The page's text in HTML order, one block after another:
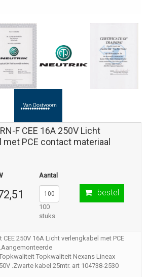
F CEE 16A 250V Licht
met PCE contact materiaal
Aantal
100
stuks
bestel
250V 16A Licht verlengkabel met PCE
Topkwaliteit Nexans Lineax
.Zwarte kabel 25mtr. art 104738-2530